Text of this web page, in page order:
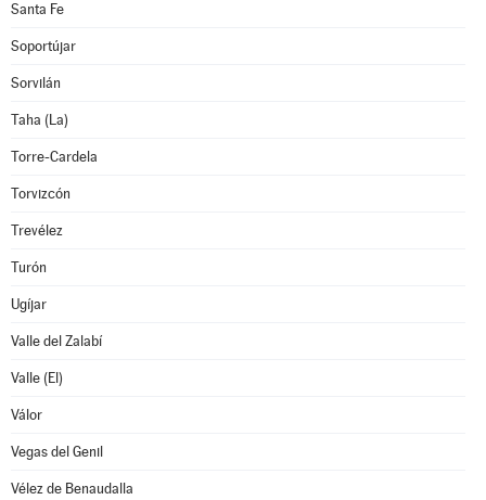
Santa Fe
Soportújar
Sorvilán
Taha (La)
Torre-Cardela
Torvizcón
Trevélez
Turón
Ugíjar
Valle del Zalabí
Valle (El)
Válor
Vegas del Genil
Vélez de Benaudalla